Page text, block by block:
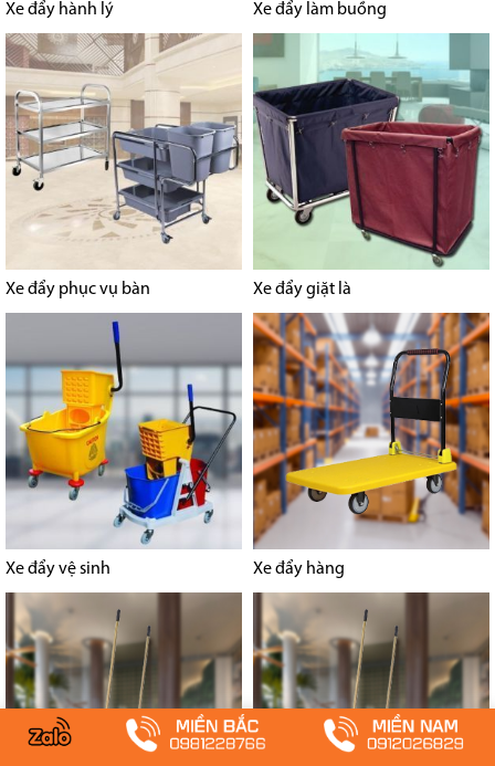
Xe đẩy hành lý Xe đẩy làm buồng
Xe đẩy phục vụ bàn Xe đẩy giặt là
Xe đẩy vệ sinh Xe đẩy hàng